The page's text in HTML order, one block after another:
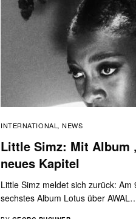
INTERNATIONAL ,NEWS
Little Simz: Mit Album
neues Kapitel
Little Simz meldet sich zurück:
sechstes Album Lotus über